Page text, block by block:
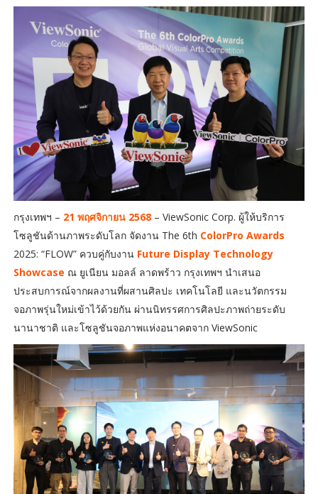
กรุงเทพฯ – 21 พฤศจิกายน 2568– ViewSonic Corp. ผู้ให้บริการ
โซลูชันด้านภาพระดับโลก จัดงาน The 6th ColorPro Awards
2025: “FLOW” ควบคู่กับงาน Future Display Technology
Showcase ณ ยูเนียน มอลล์ ลาดพร้าว กรุงเทพฯ นำเสนอ
ประสบการณ์จากผลงานที่ผสานศิลปะ เทคโนโลยี และนวัตกรรม
จอภาพรุ่นใหม่เข้าไว้ด้วยกัน ผ่านนิทรรศการศิลปะภาพถ่ายระดับ
นานาชาติ และโซลูชันจอภาพแห่งอนาคตจาก ViewSonic